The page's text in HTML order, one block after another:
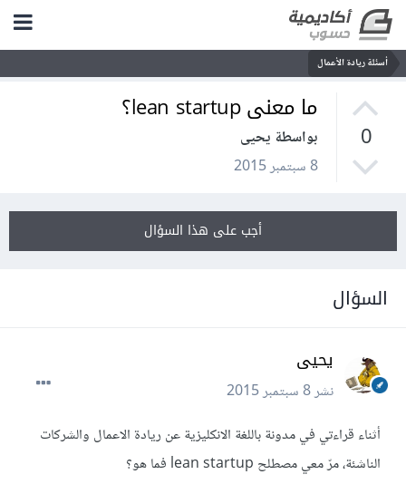
أسئلة ريادة الأعمال
0
ما معنى lean startup؟
بواسطة يحيى
8 سبتمبر 2015
أجب على هذا السؤال
السؤال
يحيى
نشر8 سبتمبر 2015
أثناء قراءتي في مدونة باللغة الانكليزية عن ريادة الاعمال والشركات
الناشئة، مرّ معي مصطلح lean startup فما هو؟